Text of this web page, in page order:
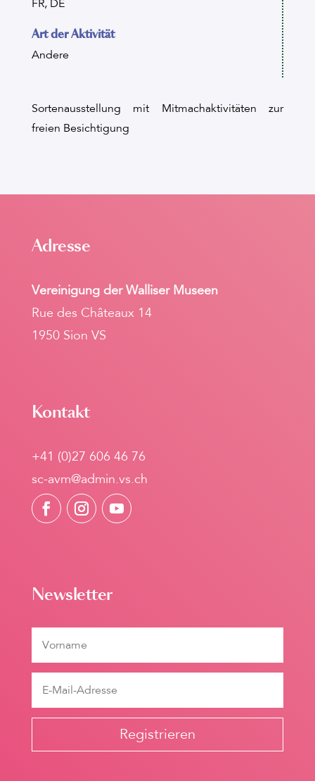
FR, DE
Art der Aktivität
Andere
Sortenausstellung mit Mitmachaktivitäten zur
freien Besichtigung
Adresse
Vereinigung der Walliser Museen
Rue des Châteaux 14
1950 Sion VS
Kontakt
+41 (0)27 606 46 76
sc-avm@admin.vs.ch
Newsletter
Registrieren